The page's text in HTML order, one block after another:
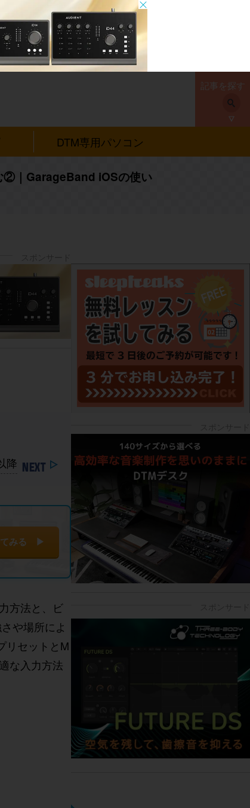
DTM専用パソコン
記事を探す
②｜GarageBand iOSの使い
降
てみる ▶
方法と、ビ
や場所によ
リセットとM
な入力方法